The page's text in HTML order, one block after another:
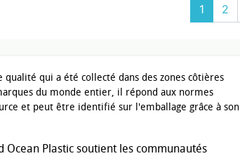
qualité qui a été collecté dans des zones côtières
du monde entier, il répond aux normes
et peut être identifié sur 'emballage grâce à son
Plastic soutient les communautés
1 2